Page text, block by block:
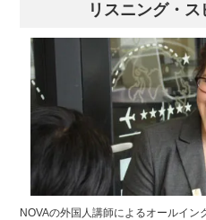
リスニング・
NOVAの外国人講師によるオールイ